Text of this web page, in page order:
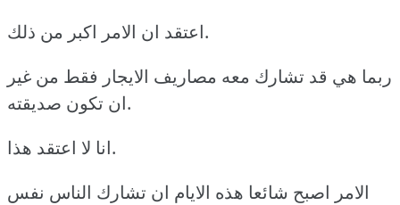
اعتقد ان الامر اكبر من ذلك.
ربما هي قد تشارك معه مصاريف الايجار فقط من غير
ان تكون صديقته.
انا لا اعتقد هذا.
الامر اصبح شائعا هذه الايام ان تشارك الناس نفس